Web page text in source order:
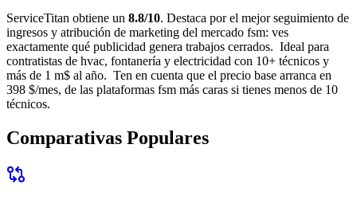
ServiceTitan obtiene un 8.8/10. Destaca porel mejor seguimiento de
ingresos y atribución de marketing del mercado fsm: ves
exactamente qué publicidad genera trabajos cerrados. Ideal para
contratistas de hvac, fontanería y electricidad con 10+ técnicos y
más de 1 m$ al año. Ten en cuenta que el precio base arranca en
398 $/mes, de las plataformas fsm más caras si tienes menos de 10
técnicos.
Comparativas Populares